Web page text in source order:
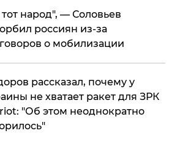
народ", — Соловьев
россиян из-за
о мобилизации
рассказал, почему у
не хватает ракет для ЗРК
"Об этом неоднократно